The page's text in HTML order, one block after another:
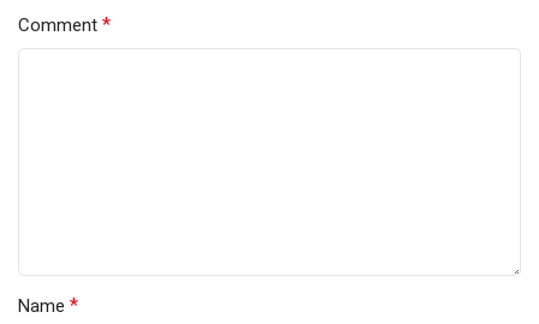
Comment*
Name *